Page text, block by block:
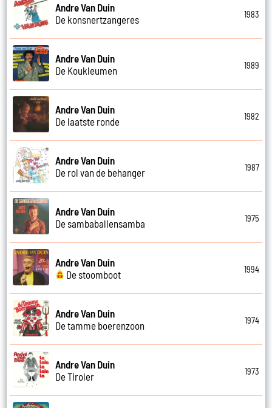
Andre Van Duin
De konsnertzangeres
1983
Andre Van Duin
De Koukleumen
1989
Andre Van Duin
De laatste ronde
1982
Andre Van Duin
De rol van de behanger
1987
Andre Van Duin
De sambaballensamba
1975
Andre Van Duin
De stoomboot
1994
Andre Van Duin
De tamme boerenzoon
1974
Andre Van Duin
De Tiroler
1973